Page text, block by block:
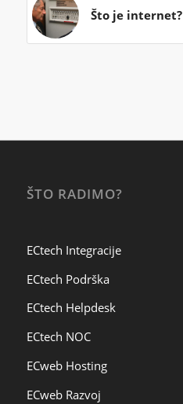
Što je internet?
ŠTO RADIMO?
ECtech Integracije
ECtech Podrška
ECtech Helpdesk
ECtech NOC
ECweb Hosting
ECweb Razvoj